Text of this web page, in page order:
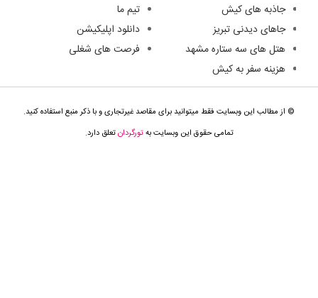
جاذبه های کیش
جاهای دیدنی تبریز
هتل های سه ستاره مشهد
هزینه سفر به کیش
تیم ما
دانلود اپلیکیشن
فرصت های شغلی
© از مطالب این وبسایت فقط میتوانید برای مقاصد غیرتجاری و با ذکر منبع استفاده کنید.
تمامی حقوق این وبسایت بهتورگردانتعلق دارد.